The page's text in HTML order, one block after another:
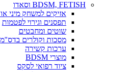
BDSM, FETISH וסאדו
אזיקים למשחק מיני
תפסנים וגירוי לפטמות
שוטים ומחבטים
מסכות וקולרים בדס"מ
ערכות קשירה
מוצרי BDSM
ציוד רפואי לסקס